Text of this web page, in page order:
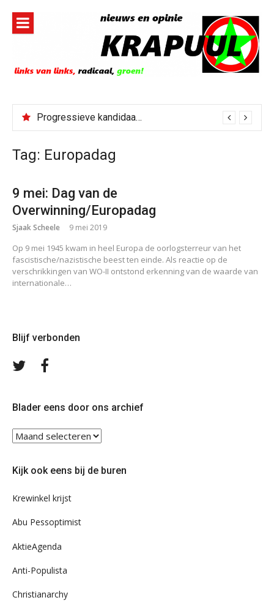
inhoud
Progressieve kandidaat El-Sayed senaatskandidaat Michigan
Tag: Europadag
9 mei: Dag van de
Overwinning/Europadag
Sjaak Scheele 9 mei 2019
Op 9 mei 1945 kwam in heel Europa de oorlogsterreur van het
fascistische/nazistische beest ten einde. Als reactie op de
verschrikkingen van WO-II ontstond erkenning van de waarde van
internationale…
Blijf verbonden
Volg
Blader eens door ons archief
Blader
ons
Kijk ook eens bij de buren
Krewinkel krijst
Abu Pessoptimist
AktieAgenda
Anti-Populista
Christianarchy